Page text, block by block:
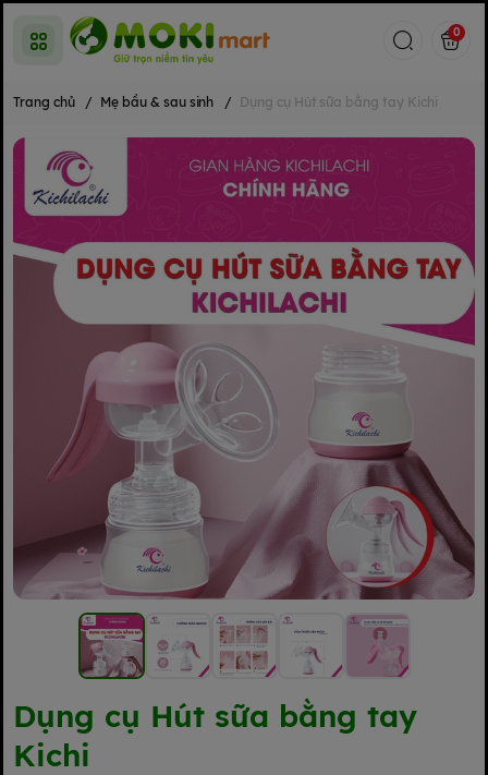
0
Trang chủ / Mẹ bầu & sau sinh / Dụng cụ Hút sữa bằng tay Kichi
Dụng cụ Hút sữa bằng tay
Kichi